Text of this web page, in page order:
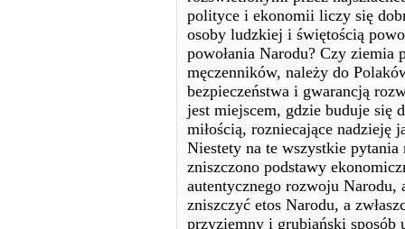
polityce i ekonomii liczy się
osoby ludzkiej i świętością
powołania Narodu? Czy
męczenników, należy do
bezpieczeństwa i gwarancją
jest miejscem, gdzie buduje się
miłością, rozniecające nadzieję
Niestety na te wszystkie
zniszczono podstawy
autentycznego rozwoju
zniszczyć etos Narodu, a
przyziemny i grubiański sposób